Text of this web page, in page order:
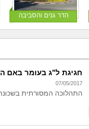
הדר גנים והסביבה
חגיגת ל"ג בעומר באם
07/05/2017
התהלוכה המסורתית